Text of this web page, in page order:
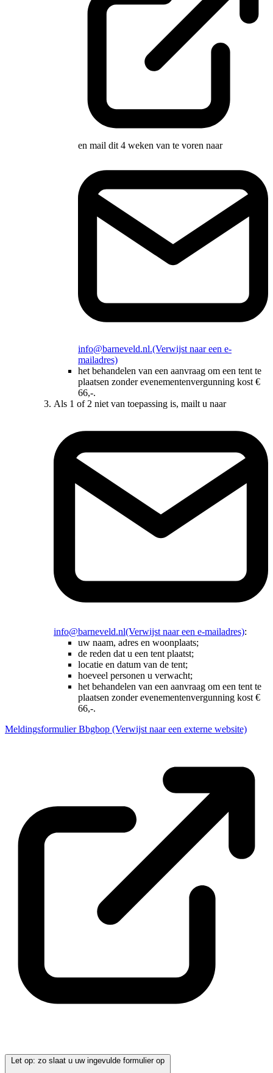
en mail dit 4 weken van te voren naar
info@barneveld.nl.(Verwijst naar een e-
mailadres)
het behandelen van een aanvraag om een tent te
plaatsen zonder evenementenvergunning kost €
66,-.
Als 1 of 2 niet van toepassing is, mailt u naar
info@barneveld.nl(Verwijst naar een e-mailadres):
uw naam, adres en woonplaats;
de reden dat u een tent plaatst;
locatie en datum van de tent;
hoeveel personen u verwacht;
het behandelen van een aanvraag om een tent te
plaatsen zonder evenementenvergunning kost €
66,-.
Meldingsformulier Bbgbop (Verwijst naar een externe website)
Let op: zo slaat u uw ingevulde formulier op